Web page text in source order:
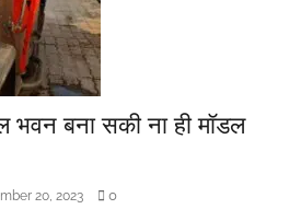
भवन बना सकी ना ही मॉडल
20, 2023 0